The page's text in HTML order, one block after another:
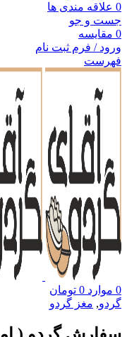
0 علاقه مندی ها
جست و جو
0 مقایسه
ورود / فرم ثبت نام
فهرست
0 موارد 0 تومان
گردو, مغز گردو